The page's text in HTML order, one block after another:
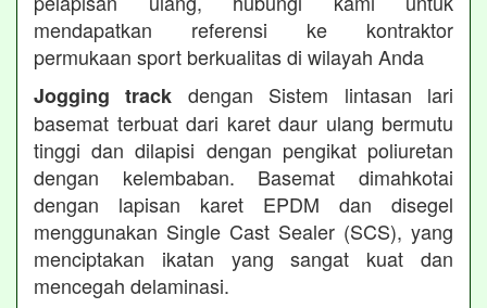
mendapatkan referensi ke kontraktor
permukaan sport berkualitas di wilayah Anda
Jogging track dengan Sistem lintasan lari
basemat terbuat dari karet daur ulang bermutu
tinggi dan dilapisi dengan pengikat poliuretan
dengan kelembaban. Basemat dimahkotai
dengan lapisan karet EPDM dan disegel
menggunakan Single Cast Sealer (SCS), yang
menciptakan ikatan yang sangat kuat dan
mencegah delaminasi.